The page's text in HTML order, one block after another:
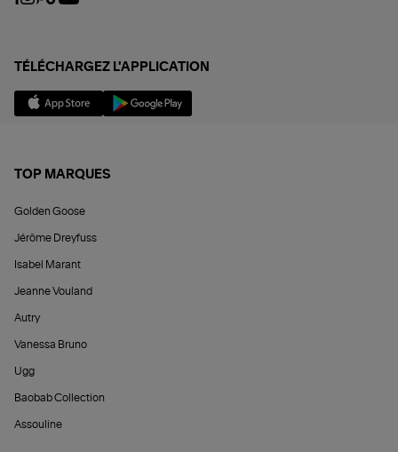
TÉLÉCHARGEZ L'APPLICATION
TOP MARQUES
Golden Goose
Jérôme Dreyfuss
Isabel Marant
Jeanne Vouland
Autry
Vanessa Bruno
Ugg
Baobab Collection
Assouline